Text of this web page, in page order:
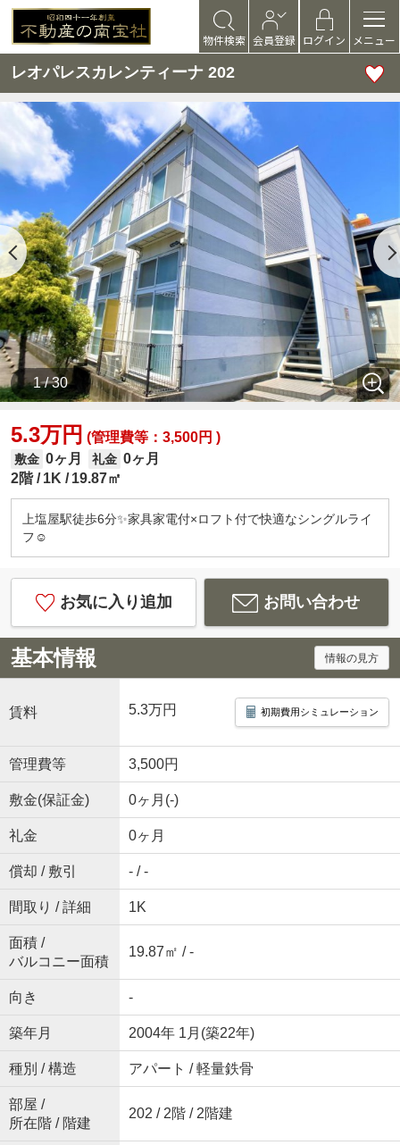
物件検索 会員登録 ログイン メニュー
レオパレスカレンティーナ 202
1 / 30
5.3万円 (管理費等：3,500円 )
敷金 0ヶ月 礼金 0ヶ月
2階
1K 19.87㎡
上塩屋駅徒歩6分✨家具家電付×ロフト付で快適なシングルライ
フ☺
お気に入り追加 お問い合わせ
基本情報 情報の見方
賃料 5.3万円 初期費用シミュレーション
管理費等 3,500円
敷金(保証金) 0ヶ月(-)
礼金 0ヶ月
償却 / 敷引 - / -
間取り / 詳細 1K
面積 /
バルコニー面積
19.87㎡ / -
向き -
築年月 2004年 1月(築22年)
種別 / 構造 アパート / 軽量鉄骨
部屋 /
所在階 / 階建
202 / 2階 / 2階建